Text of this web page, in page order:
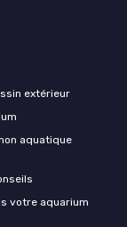
extérieur
aquatique
votre aquarium